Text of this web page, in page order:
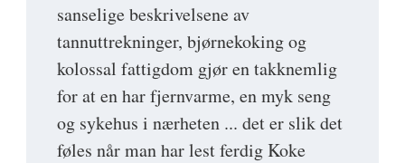
sanselige beskrivelsene av
tannuttrekninger, bjørnekoking og
kolossal fattigdom gjør en takknemlig
for at en har fjernvarme, en myk seng
og sykehus i nærheten ... det er slik det
føles når man har lest ferdig Koke